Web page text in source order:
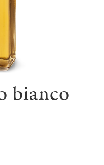
bianco